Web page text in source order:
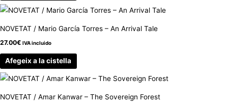
NOVETAT / Mario García Torres – An Arrival Tale
27.00€ IVA incluido
Afegeix a la cistella
NOVETAT / Amar Kanwar – The Sovereign Forest